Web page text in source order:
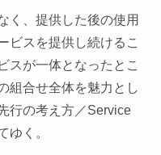
く、提供した後の使用
ビスを提供し続けるこ
スが一体となったとこ
組合せ全体を魅力とし
行の考え方／Service
ゆく。